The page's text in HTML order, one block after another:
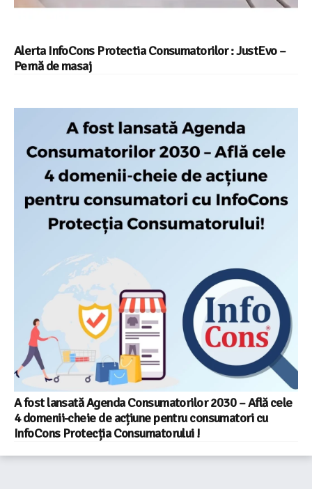
Alerta InfoCons Protectia Consumatorilor : JustEvo –
Pernă de masaj
A fost lansată Agenda Consumatorilor 2030 – Află cele
4 domenii-cheie de acțiune pentru consumatori cu
InfoCons Protecția Consumatorului !